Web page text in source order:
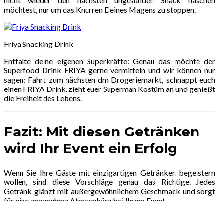
möchtest, nur um das Knurren Deines Magens zu stoppen.
Friya Snacking Drink
Entfalte deine eigenen Superkräfte: Genau das möchte der
Superfood Drink FRIYA gerne vermitteln und wir können nur
sagen: Fahrt zum nächsten dm Drogeriemarkt, schnappt euch
einen FRIYA Drink, zieht euer Superman Kostüm an und genießt
die Freiheit des Lebens.
Fazit: Mit diesen Getränken
wird Ihr Event ein Erfolg
Wenn Sie Ihre Gäste mit einzigartigen Getränken begeistern
wollen, sind diese Vorschläge genau das Richtige. Jedes
Getränk glänzt mit außergewöhnlichem Geschmack und sorgt